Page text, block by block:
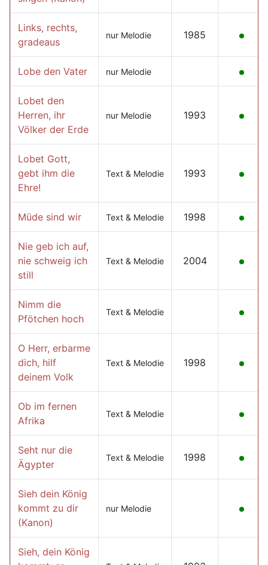
Links, rechts,
gradeaus
nur Melodie 1985
Lobe den Vater nur Melodie
Lobet den
Herren, ihr
Völker der Erde
nur Melodie 1993
Lobet Gott,
gebt ihm die
Ehre!
Text & Melodie 1993
Müde sind wir Text & Melodie 1998
Nie geb ich auf,
nie schweig ich
still
Text & Melodie 2004
Nimm die
Pfötchen hoch
Text & Melodie
O Herr, erbarme
dich, hilf
deinem Volk
Text & Melodie 1998
Ob im fernen
Afrika
Text & Melodie
Seht nur die
Ägypter
Text & Melodie 1998
Sieh dein König
kommt zu dir
(Kanon)
nur Melodie
Sieh, dein König